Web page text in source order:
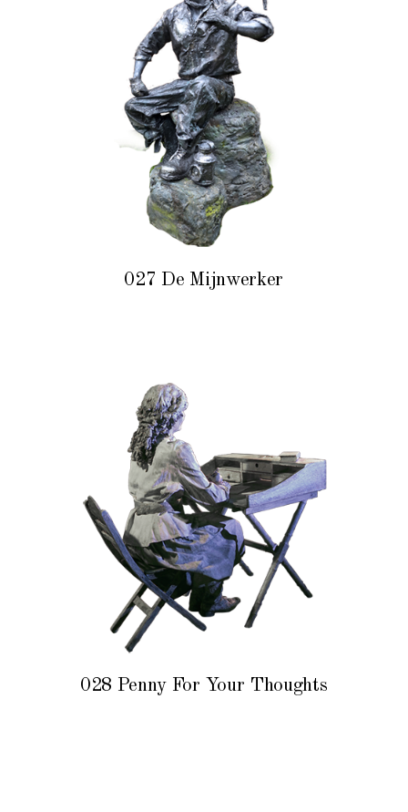
027 De Mijnwerker
028 Penny For Your Thoughts